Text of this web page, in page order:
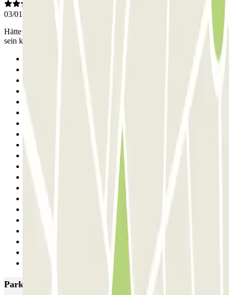
03/01/2026
Hätte nicht gedacht dass das parken so einfach und günstig in Paris
sein kann
Parkings más valorados en Malakoff